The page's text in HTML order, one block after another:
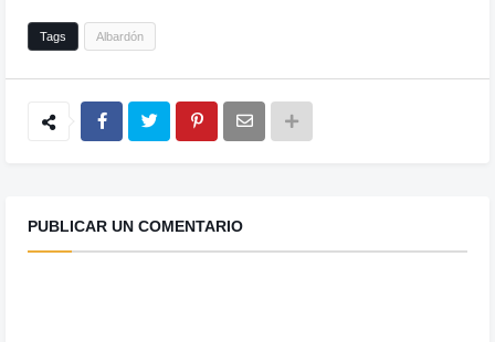
Tags Albardón
PUBLICAR UN COMENTARIO